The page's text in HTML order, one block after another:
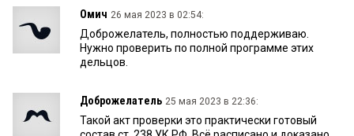
Омич 26 мая 2023 в 02:54:
Доброжелатель, полностью поддерживаю.
Нужно проверить по полной программе этих
дельцов.
Доброжелатель 25 мая 2023 в 22:36:
Такой акт проверки это практически готовый